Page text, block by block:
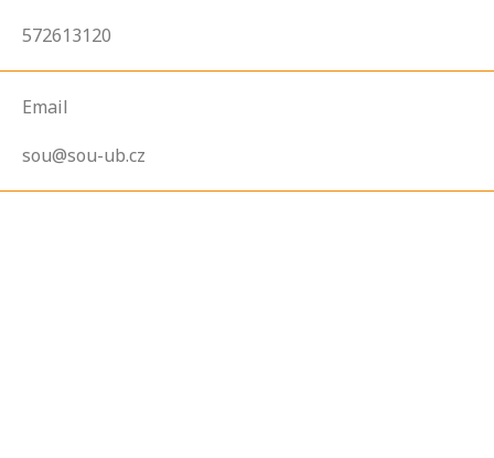
572613120
Email
sou@sou-ub.cz